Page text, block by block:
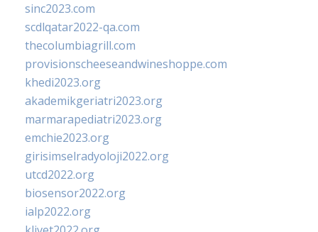
sinc2023.com
scdlqatar2022-qa.com
thecolumbiagrill.com
provisionscheeseandwineshoppe.com
khedi2023.org
akademikgeriatri2023.org
marmarapediatri2023.org
emchie2023.org
girisimselradyoloji2022.org
utcd2022.org
biosensor2022.org
ialp2022.org